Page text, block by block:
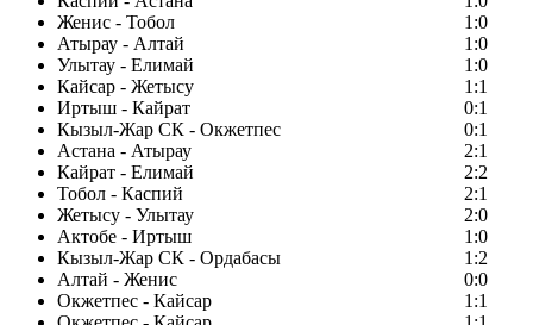
Женис - Тобол
1:0
Атырау - Алтай
1:0
Улытау - Елимай
1:0
Кайсар - Жетысу
1:1
Иртыш - Кайрат
0:1
Кызыл-Жар СК - Окжетпес
0:1
Астана - Атырау
2:1
Кайрат - Елимай
2:2
Тобол - Каспий
2:1
Жетысу - Улытау
2:0
Актобе - Иртыш
1:0
Кызыл-Жар СК - Ордабасы
1:2
Алтай - Женис
0:0
Окжетпес - Кайсар
1:1